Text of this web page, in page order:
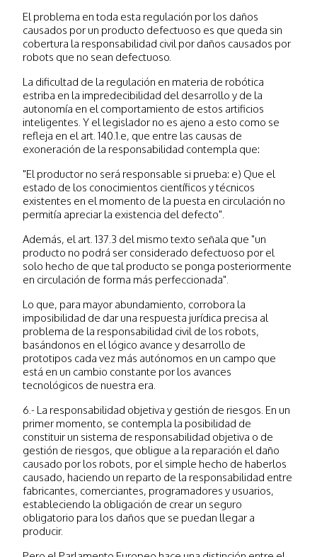
El problema en toda esta regulación por los daños
causados por un producto defectuoso es que queda sin
cobertura la responsabilidad civil por daños causados por
robots que no sean defectuoso.
La dificultad de la regulación en materia de robótica
estriba en la impredecibilidad del desarrollo y de la
autonomía en el comportamiento de estos artificios
inteligentes. Y el legislador no es ajeno a esto como se
refleja en el art. 140.1.e, que entre las causas de
exoneración de la responsabilidad contempla que:
"El productor no será responsable si prueba: e) Que el
estado de los conocimientos científicos y técnicos
existentes en el momento de la puesta en circulación no
permitía apreciar la existencia del defecto".
Además, el art. 137.3 del mismo texto señala que "un
producto no podrá ser considerado defectuoso por el
solo hecho de que tal producto se ponga posteriormente
en circulación de forma más perfeccionada".
Lo que, para mayor abundamiento, corrobora la
imposibilidad de dar una respuesta jurídica precisa al
problema de la responsabilidad civil de los robots,
basándonos en el lógico avance y desarrollo de
prototipos cada vez más autónomos en un campo que
está en un cambio constante por los avances
tecnológicos de nuestra era.
6.- La responsabilidad objetiva y gestión de riesgos. En un
primer momento, se contempla la posibilidad de
constituir un sistema de responsabilidad objetiva o de
gestión de riesgos, que obligue a la reparación el daño
causado por los robots, por el simple hecho de haberlos
causado, haciendo un reparto de la responsabilidad entre
fabricantes, comerciantes, programadores y usuarios,
estableciendo la obligación de crear un seguro
obligatorio para los daños que se puedan llegar a
producir.